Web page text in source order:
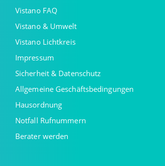
Vistano FAQ
Vistano & Umwelt
Vistano Lichtkreis
Impressum
Sicherheit & Datenschutz
Allgemeine Geschäftsbedingungen
Hausordnung
Notfall Rufnummern
Berater werden